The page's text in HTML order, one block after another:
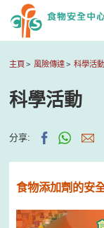
主頁 風險傳達 科學活動
科學活動
分享:
食物添加劑的安